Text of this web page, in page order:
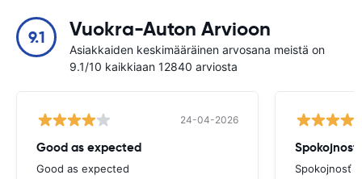
9.1 Vuokra-Auton Arvioon
Asiakkaiden keskimääräinen arvosana meistä on
9.1/10 kaikkiaan 12840 arviosta
24-04-2026
Good as expected
Good as expected
Spokojnosť
Spokojnosť